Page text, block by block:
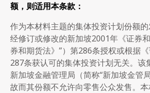
额，则适用本条款：
作为本材料主题的集体投资计划份额
经修订或修改的新加坡2001年《证券
券和期货法》”）第286条授权或根据
287条获认可的集体投资计划无关。该
新加坡金融管理局（简称“新加坡金管
故而其份额不允许向零售公众发售。